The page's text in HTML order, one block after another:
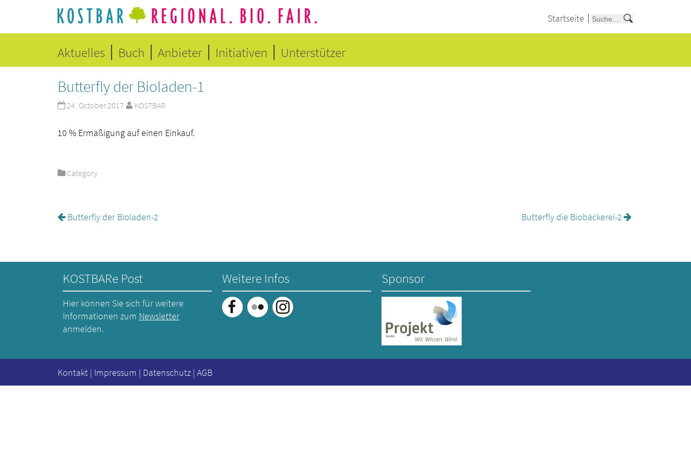
Startseite
Aktuelles Buch Anbieter Initiativen Unterstützer
Butterfly der Bioladen-1
24. October 2017 KOSTBAR
10 % Ermäßigung auf einen Einkauf.
Category
Butterfly der Bioladen-2 Butterfly die Biobäckerei-2
KOSTBARe Post
Hier können Sie sich für weitere
Informationen zum Newsletter
anmelden.
Weitere Infos Sponsor
Kontakt | Impressum | Datenschutz | AGB